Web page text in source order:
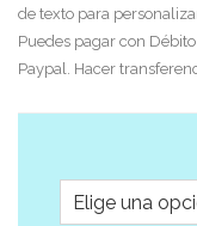
de texto para
Puedes pagar con
Paypal. Hacer